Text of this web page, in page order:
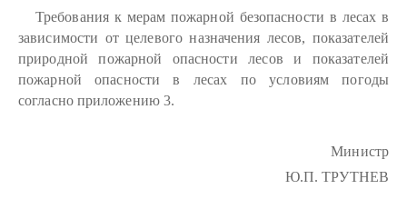
Требования к мерам пожарной безопасности в лесах в
зависимости от целевого назначения лесов, показателей
природной пожарной опасности лесов и показателей
пожарной опасности в лесах по условиям погоды
согласно приложению 3.
Министр
Ю.П. ТРУТНЕВ